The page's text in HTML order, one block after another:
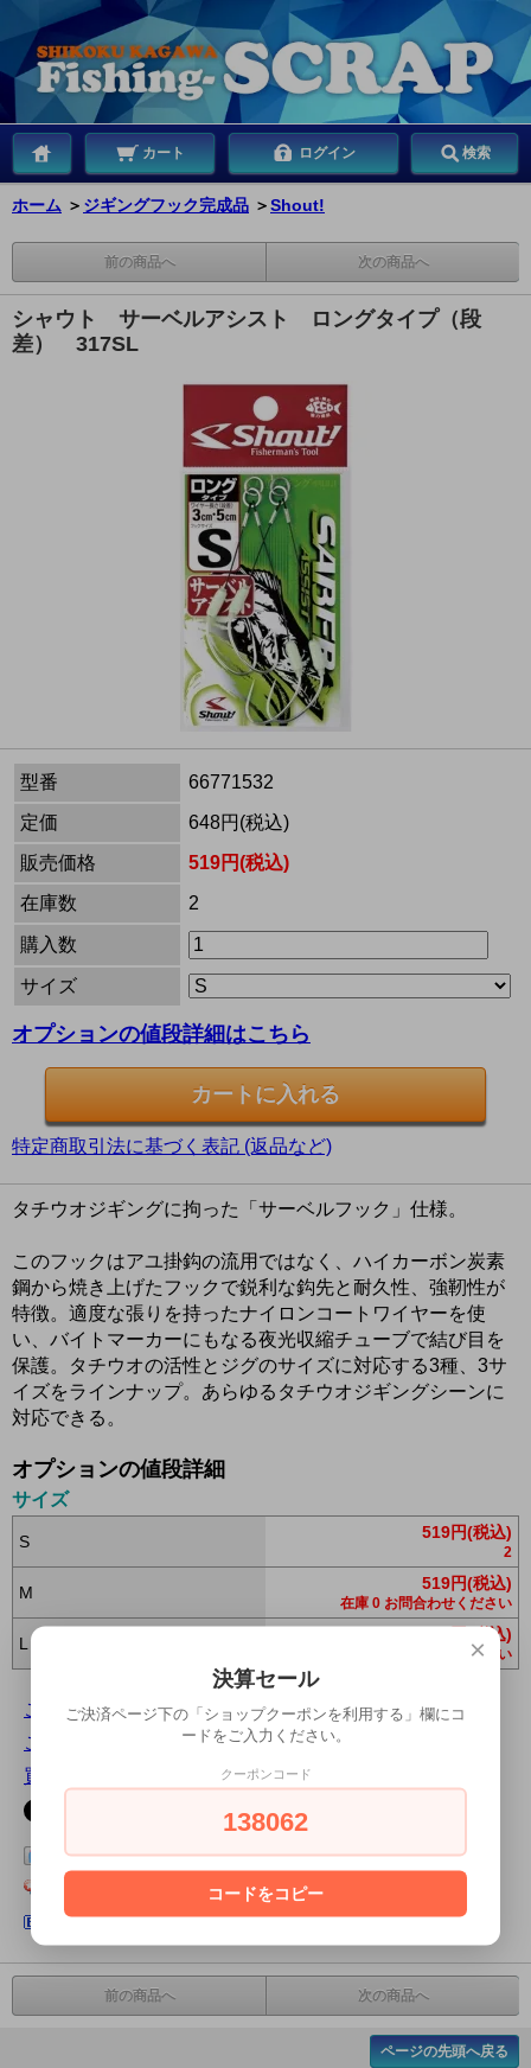
カート ログイン 検索
ホーム ＞ ジギングフック完成品 ＞Shout!
前の商品へ 次の商品へ
シャウト サーベルアシスト ロングタイプ（段
差） 317SL
型番
66771532
定価
648円(税込)
販売価格
519円(税込)
在庫数
2
購入数
サイズ
オプションの値段詳細はこちら
特定商取引法に基づく表記 (返品など)
タチウオジギングに拘った「サーベルフック」仕様。
このフックはアユ掛鈎の流用ではなく、ハイカーボン炭素
鋼から焼き上げたフックで鋭利な鈎先と耐久性、強靭性が
特徴。適度な張りを持ったナイロンコートワイヤーを使
い、バイトマーカーにもなる夜光収縮チューブで結び目を
保護。タチウオの活性とジグのサイズに対応する3種、3サ
イズをラインナップ。あらゆるタチウオジギングシーンに
対応できる。
オプションの値段詳細
サイズ
S 519円(税込)
2
M 519円(税込)
在庫 0 お問合わせください
L 519円(税込)
在庫 0 お問合わせください
この商品について問い合わせる
この商品を友達に教える
買い物を続ける
この商品をログピでつぶやく
Yahoo!ブックマークに登録する
はてなブックマークに登録する
前の商品へ 次の商品へ
ページの先頭へ戻る
×
決算セール
ご決済ページ下の「ショップクーポンを利用する」欄にコ
ードをご入力ください。
クーポンコード
138062
コードをコピー